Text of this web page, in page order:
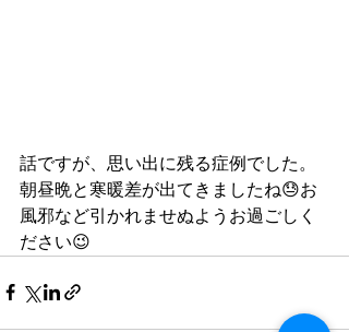
話ですが、思い出に残る症例でした。
朝昼晩と寒暖差が出てきましたね😓お
風邪など引かれませぬようお過ごしく
ださい😉